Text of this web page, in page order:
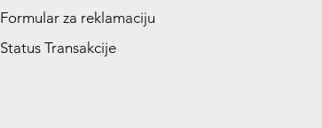
Formular za reklamaciju
Status Transakcije